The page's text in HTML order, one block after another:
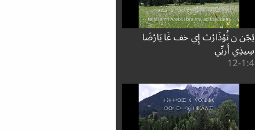
ئِجّن ن ثُوْذَارْث إِي خف غَا يَارْضَا
سِيذِي أَربِّي
4:⁧1⁩-12